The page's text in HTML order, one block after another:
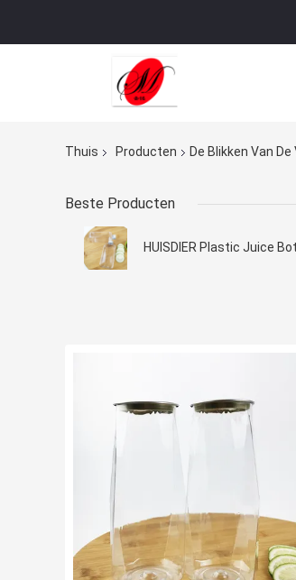
Thuis Producten De Blikken Van
Beste Producten
HUISDIER Plastic Juice